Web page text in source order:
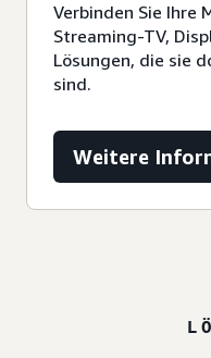
Verbinden Sie Ihre
Streaming-TV,
Lösungen, die sie
sind.
Weitere